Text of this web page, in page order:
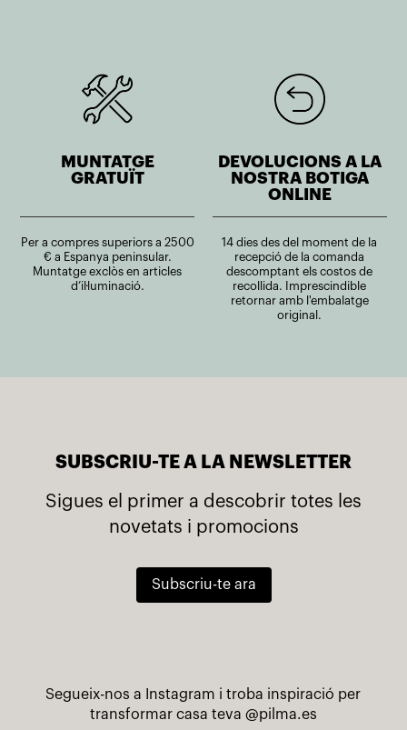
MUNTATGE
GRATUÏT
Per a compres superiors a 2500
€ a Espanya peninsular.
Muntatge exclòs en articles
d’il·luminació.
DEVOLUCIONS A LA
NOSTRA BOTIGA
ONLINE
14 dies des del moment de la
recepció de la comanda
descomptant els costos de
recollida. Imprescindible
retornar amb l'embalatge
original.
SUBSCRIU-TE A LA NEWSLETTER
Sigues el primer a descobrir totes les
novetats i promocions
Subscriu-te ara
Segueix-nos a Instagram i troba inspiració per
transformar casa teva @pilma.es